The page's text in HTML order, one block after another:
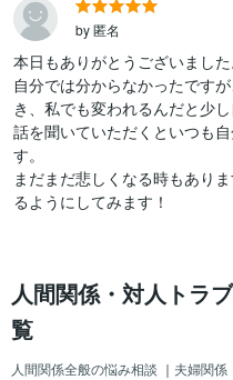
by 匿名
本日もありがとうございました
自分では分からなかったです
き、私でも変われるんだと少し
話を聞いていただくといつも
す。
まだまだ悲しくなる時もあり
るようにしてみます！
人間関係・対人トラ
覧
人間関係全般の悩み相談 ｜ 夫婦関係